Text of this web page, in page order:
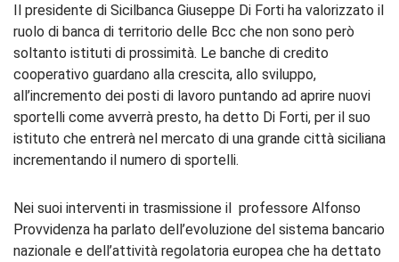
Il presidente di Sicilbanca Giuseppe Di Forti ha valorizzato il
ruolo di banca di territorio delle Bcc che non sono però
soltanto istituti di prossimità. Le banche di credito
cooperativo guardano alla crescita, allo sviluppo,
all’incremento dei posti di lavoro puntando ad aprire nuovi
sportelli come avverrà presto, ha detto Di Forti, per il suo
istituto che entrerà nel mercato di una grande città siciliana
incrementando il numero di sportelli.
Nei suoi interventi in trasmissione il professore Alfonso
Provvidenza ha parlato dell’evoluzione del sistema bancario
nazionale e dell’attività regolatoria europea che ha dettato